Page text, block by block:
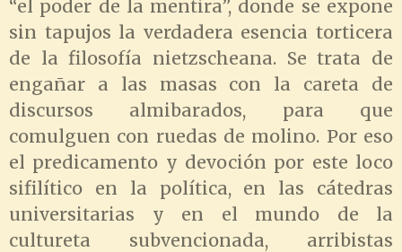
“el poder de la mentira”, donde se expone
sin tapujos la verdadera esencia torticera
de la filosofía nietzscheana. Se trata de
engañar a las masas con la careta de
discursos almibarados, para que
comulguen con ruedas de molino. Por eso
el predicamento y devoción por este loco
sifilítico en la política, en las cátedras
universitarias y en el mundo de la
cultureta subvencionada, arribistas